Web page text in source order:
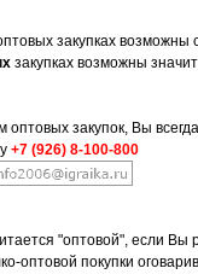
закупках возможны
закупках возможны
оптовых закупок, Вы
+7 (926) 8-100-800
"оптовой", если Вы
оптовой покупки